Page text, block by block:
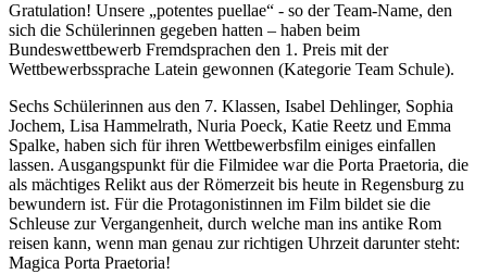
Gratulation! Unsere „potentes puellae“ - so der Team-Name, den
sich die Schülerinnen gegeben hatten – haben beim
Bundeswettbewerb Fremdsprachen den 1. Preis mit der
Wettbewerbssprache Latein gewonnen (Kategorie Team Schule).
Sechs Schülerinnen aus den 7. Klassen, Isabel Dehlinger, Sophia
Jochem, Lisa Hammelrath, Nuria Poeck, Katie Reetz und Emma
Spalke, haben sich für ihren Wettbewerbsfilm einiges einfallen
lassen. Ausgangspunkt für die Filmidee war die Porta Praetoria, die
als mächtiges Relikt aus der Römerzeit bis heute in Regensburg zu
bewundern ist. Für die Protagonistinnen im Film bildet sie die
Schleuse zur Vergangenheit, durch welche man ins antike Rom
reisen kann, wenn man genau zur richtigen Uhrzeit darunter steht:
Magica Porta Praetoria!